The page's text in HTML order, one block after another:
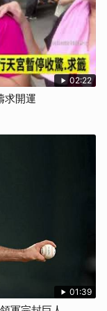
02:22
求開運
01:39